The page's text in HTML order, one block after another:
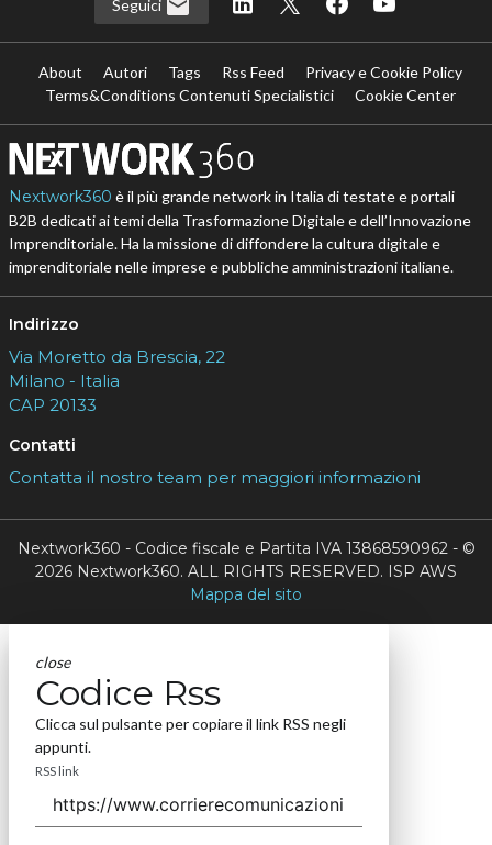
Seguici
About Autori Tags Rss Feed
Privacy e Cookie Policy
Terms&Conditions Contenuti Specialistici
Cookie Center
Nextwork360 è il più grande network in Italia di testate e portali
B2B dedicati ai temi della Trasformazione Digitale e dell’Innovazione
Imprenditoriale. Ha la missione di diffondere la cultura digitale e
imprenditoriale nelle imprese e pubbliche amministrazioni italiane.
Indirizzo
Via Moretto da Brescia, 22
Milano - Italia
CAP 20133
Contatti
Contatta il nostro team per maggiori informazioni
Nextwork360 - Codice fiscale e Partita IVA 13868590962 - ©
2026 Nextwork360. ALL RIGHTS RESERVED. ISP AWS
Mappa del sito
close
Codice Rss
Clicca sul pulsante per copiare il link RSS negli
appunti.
RSS link